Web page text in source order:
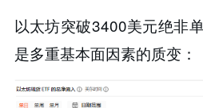
以太坊突破3400美元绝非
是多重基本面因素的质变：